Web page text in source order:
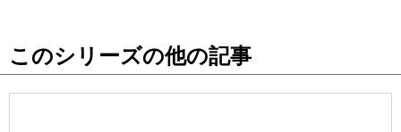
このシリーズの他の記事